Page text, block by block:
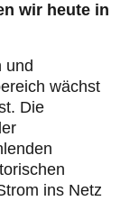
wir heute in
und
wächst
Die
ins Netz